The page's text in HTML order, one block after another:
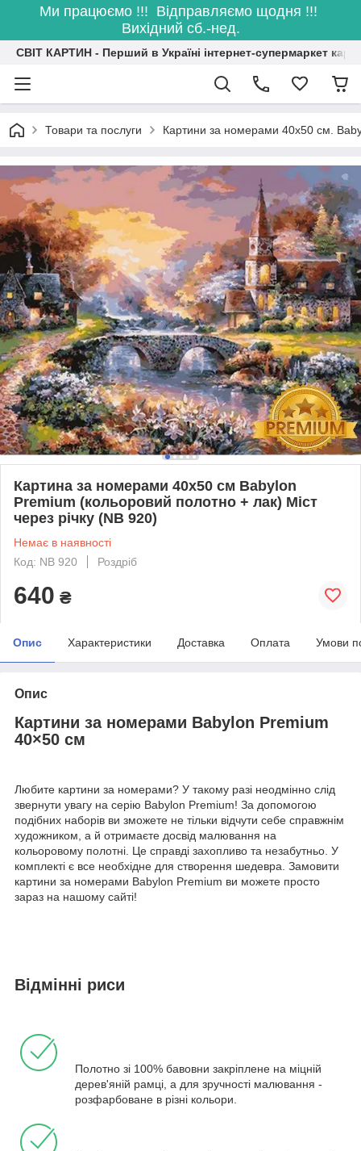
Ми працюємо !!! Відправляємо щодня !!!
Вихідний сб.-нед.
СВІТ КАРТИН - Перший в Україні інтернет-супермаркет
Товари та послуги Картини за номерами 40х50 см.
Картина за номерами 40х50 см Babylon
Premium (кольоровий полотно + лак) Міст
через річку (NB 920)
Немає в наявності
Код: NB 920
Роздріб
640 ₴
Опис Характеристики Доставка Оплата Умови
Опис
Картини за номерами Babylon Premium
40×50 см
Любите картини за номерами? У такому разі неодмінно слід
звернути увагу на серію Babylon Premium! За допомогою
подібних наборів ви зможете не тільки відчути себе справжнім
художником, а й отримаєте досвід малювання на
кольоровому полотні. Це справді захопливо та незабутньо. У
комплекті є все необхідне для створення шедевра. Замовити
картини за номерами Babylon Premium ви можете просто
зараз на нашому сайті!
Відмінні риси
Полотно зі 100% бавовни закріплене на міцній
дерев'яній рамці, а для зручності малювання -
розфарбоване в різні кольори.